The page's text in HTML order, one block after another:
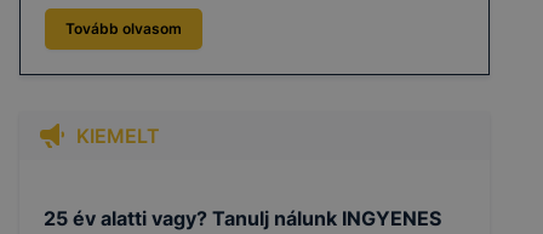
Tovább olvasom
KIEMELT
25 év alatti vagy? Tanulj nálunk INGYENES